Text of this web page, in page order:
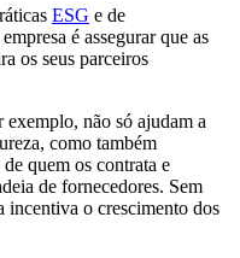
ESG e de
é assegurar que as
os seus parceiros
exemplo, não só ajudam a
como também
quem os contrata e
de fornecedores. Sem
incentiva o crescimento dos